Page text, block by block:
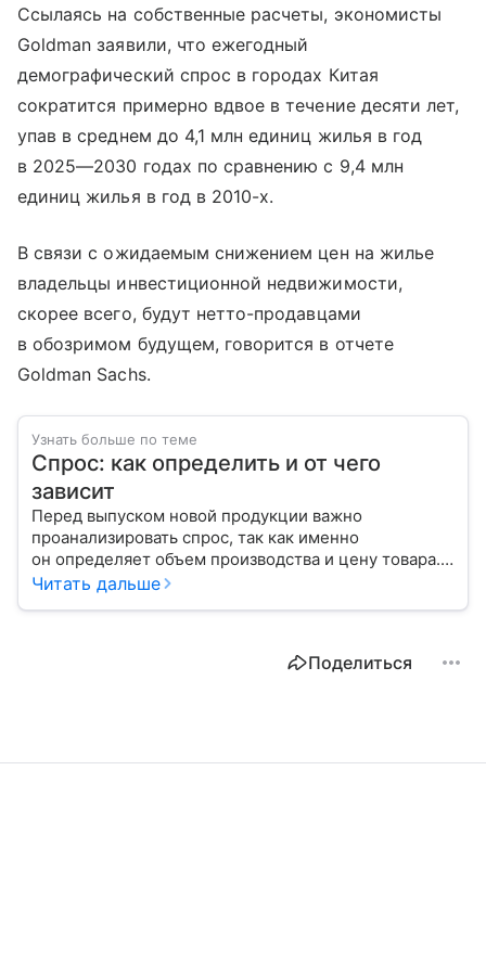
Ссылаясь на собственные расчеты, экономисты
Goldman заявили, что ежегодный
демографический спрос в городах Китая
сократится примерно вдвое в течение десяти лет,
упав в среднем до 4,1 млн единиц жилья в год
в 2025—2030 годах по сравнению с 9,4 млн
единиц жилья в год в 2010-х.
В связи с ожидаемым снижением цен на жилье
владельцы инвестиционной недвижимости,
скорее всего, будут нетто-продавцами
в обозримом будущем, говорится в отчете
Goldman Sachs.
Узнать больше по теме
Спрос: как определить и от чего
зависит
Перед выпуском новой продукции важно
проанализировать спрос, так как именно
он определяет объем производства и цену товара.
С помощью эксперта расскажем, как рассчитать
Читать дальше
Поделиться